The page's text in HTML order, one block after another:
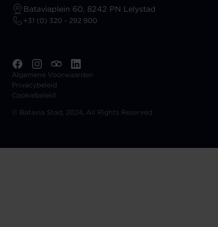
Bataviaplein 60, 8242 PN Lelystad
+31 (0) 320 - 292 900
Algemene Voorwaarden
Privacybeleid
Cookiebeleid
©
Batavia Stad, 2024, All Rights Reserved